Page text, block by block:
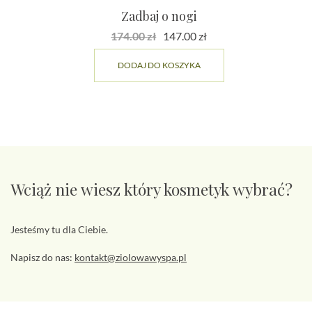
Zadbaj o nogi
174.00zł
Pierwotna
cena
wynosiła:
147.00zł
Aktualna
cena
wynosi:
DODAJ DO KOSZYKA
Wciąż nie wiesz który kosmetyk wybrać?
Jesteśmy tu dla Ciebie.
Napisz do nas: kontakt@ziolowawyspa.pl